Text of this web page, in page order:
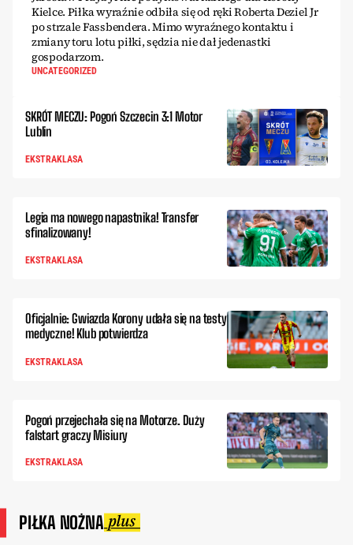
Kielce. Piłka wyraźnie odbiła się od ręki Roberta Deziel Jr
po strzale Fassbendera. Mimo wyraźnego kontaktu i
zmiany toru lotu piłki, sędzia nie dał jedenastki
gospodarzom.
UNCATEGORIZED
SKRÓT MECZU: Pogoń Szczecin 3:1 Motor
Lublin
EKSTRAKLASA
Legia ma nowego napastnika! Transfer
sfinalizowany!
EKSTRAKLASA
Oficjalnie: Gwiazda Korony udała się na testy
medyczne! Klub potwierdza
EKSTRAKLASA
Pogoń przejechała się na Motorze. Duży
falstart graczy Misiury
EKSTRAKLASA
PIŁKA NOŻNA